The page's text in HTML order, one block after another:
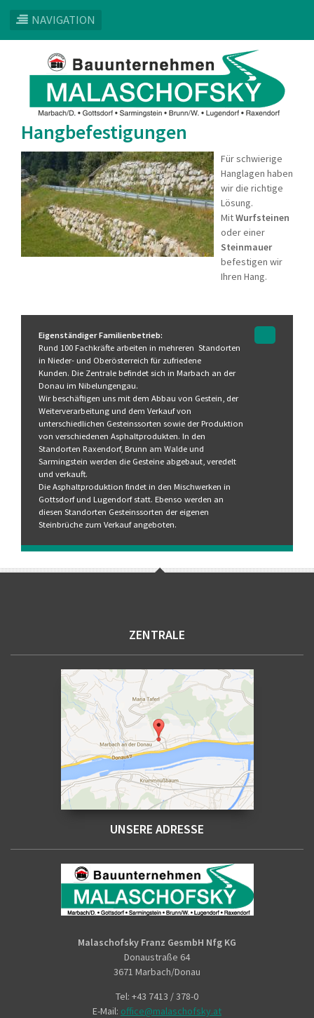
NAVIGATION
Hangbefestigungen
Für schwierige
Hanglagen haben
wir die richtige
Lösung.
MitWurfsteinen
oder einer
Steinmauer
befestigen wir
Ihren Hang.
Eigenständiger Familienbetrieb:
Rund 100 Fachkräfte arbeiten in mehreren Standorten
in Nieder- und Oberösterreich für zufriedene
Kunden. Die Zentrale befindet sich in Marbach an der
Donau im Nibelungengau.
Wir beschäftigen uns mit dem Abbau von Gestein, der
Weiterverarbeitung und dem Verkauf von
unterschiedlichen Gesteinssorten sowie der Produktion
von verschiedenen Asphaltprodukten. In den
Standorten Raxendorf, Brunn am Walde und
Sarmingstein werden die Gesteine abgebaut, veredelt
und verkauft.
Die Asphaltproduktion findet in den Mischwerken in
Gottsdorf und Lugendorf statt. Ebenso werden an
diesen Standorten Gesteinssorten der eigenen
Steinbrüche zum Verkauf angeboten.
ZENTRALE
UNSERE ADRESSE
LOGO_FINAL_FOOTNOTE.PNG
Malaschofsky Franz GesmbH Nfg KG
Donaustraße 64
3671 Marbach/Donau
Tel: +43 7413 / 378-0
E-Mail: office@malaschofsky.at